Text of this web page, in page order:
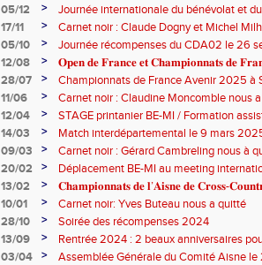
05/12
>
Journée internationale du bénévolat et
17/11
>
Carnet noir : Claude Dogny et Michel
05/10
>
Journée récompenses du CDA02 le 26
12/08
>
𝐎𝐩𝐞𝐧 𝐝𝐞 𝐅𝐫𝐚𝐧𝐜𝐞 𝐞𝐭 𝐂𝐡𝐚𝐦𝐩𝐢𝐨𝐧𝐧𝐚𝐭𝐬 𝐝𝐞
28/07
>
Championnats de France Avenir 2025 à
11/06
>
Carnet noir : Claudine Moncomble nous
12/04
>
STAGE printanier BE-MI / Formation
14/03
>
Match interdépartemental le 9 mars
09/03
>
Carnet noir : Gérard Cambreling nous à
20/02
>
Déplacement BE-MI au meeting
13/02
>
𝐂𝐡𝐚𝐦𝐩𝐢𝐨𝐧𝐧𝐚𝐭𝐬 𝐝𝐞 𝐥’𝐀𝐢𝐬𝐧𝐞 𝐝𝐞 𝐂𝐫𝐨𝐬𝐬-
10/01
>
Carnet noir: Yves Buteau nous a quitté
28/10
>
Soirée des récompenses 2024
13/09
>
Rentrée 2024 : 2 beaux anniversaires
l'ACCT et le CA Belleu
03/04 >
Assemblée Générale du Comité Aisne